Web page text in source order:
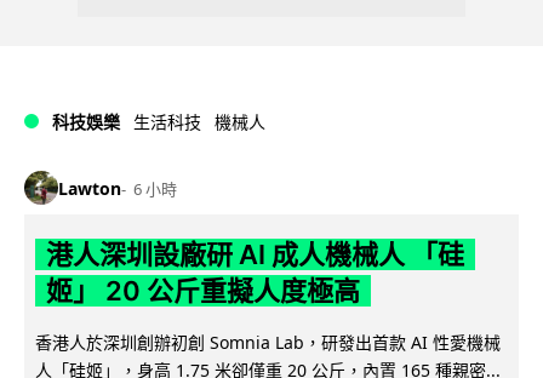
科技娛樂 生活科技 機械人
Lawton 6 小時
港人深圳設廠研 AI 成人機械人 「硅
姬」 20 公斤重擬人度極高
香港人於深圳創辦初創 Somnia Lab，研發出首款 AI 性愛機械
人「硅姬」，身高 1.75 米卻僅重 20 公斤，內置 165 種親密...